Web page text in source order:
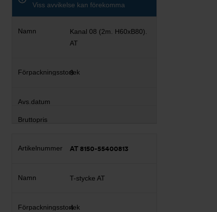
Viss avvikelse kan förekomma
Kanal 08 (2m. H60xB80).
AT
8
AT 8150-55400813
T-stycke AT
4